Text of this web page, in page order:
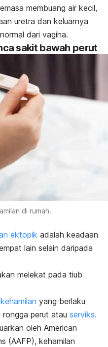
membuang air kecil,
uretra dan keluarnya
dari vagina.
sakit bawah perut
di rumah.
ektopik adalah keadaan
lain selain daripada
melekat pada tiub
kehamilan yang berlaku
perut atau serviks.
oleh American
(AAFP), kehamilan